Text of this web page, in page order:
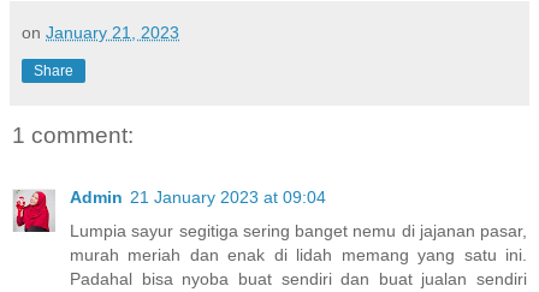
on January 21, 2023
Share
1 comment:
Admin 21 January 2023 at 09:04
Lumpia sayur segitiga sering banget nemu di jajanan pasar,
murah meriah dan enak di lidah memang yang satu ini.
Padahal bisa nyoba buat sendiri dan buat jualan sendiri